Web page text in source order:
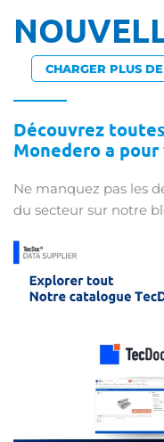
CHARGER PLUS
Découvrez
Monedero a pour
Ne manquez pas les
du secteur sur notre